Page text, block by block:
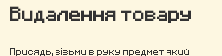
Видалення товару
Присядь, візьми в руку предмет який